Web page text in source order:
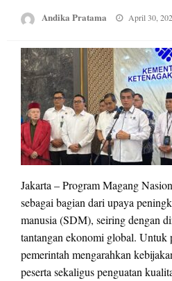
Andika Pratama
Posted
April 30,
Jakarta – Program Magang
sebagai bagian dari upaya
manusia (SDM), seiring dengan
tantangan ekonomi global. Untuk
pemerintah mengarahkan
peserta sekaligus penguatan